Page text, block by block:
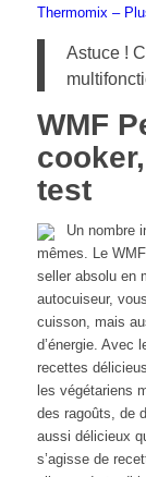
Thermomix –
Astuce !
WMF
test
Un nombre
mêmes. Le
seller absolu en
autocuiseur,
cuisson, mais
d’énergie. Avec
recettes
les végétariens
des ragoûts, de
aussi délicieux
s’agisse de